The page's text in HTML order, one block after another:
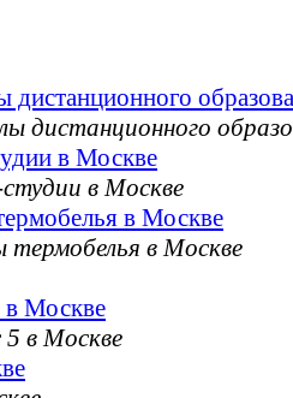
в Москве
в Москве
в Москве